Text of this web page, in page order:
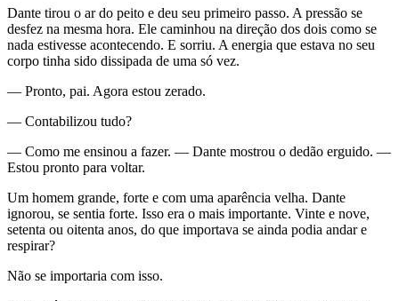
Dante tirou o ar do peito e deu seu primeiro passo. A pressão se
desfez na mesma hora. Ele caminhou na direção dos dois como se
nada estivesse acontecendo. E sorriu. A energia que estava no seu
corpo tinha sido dissipada de uma só vez.
— Pronto, pai. Agora estou zerado.
— Contabilizou tudo?
— Como me ensinou a fazer. — Dante mostrou o dedão erguido. —
Estou pronto para voltar.
Um homem grande, forte e com uma aparência velha. Dante
ignorou, se sentia forte. Isso era o mais importante. Vinte e nove,
setenta ou oitenta anos, do que importava se ainda podia andar e
respirar?
Não se importaria com isso.